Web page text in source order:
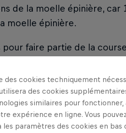
de la moelle épinière, car
moelle épinière.
pour faire partie de la
Les personnes
.
des cookies techniquement
des cookies
similaires pour
expérience en ligne. Vous
paramètres des cookies en bas